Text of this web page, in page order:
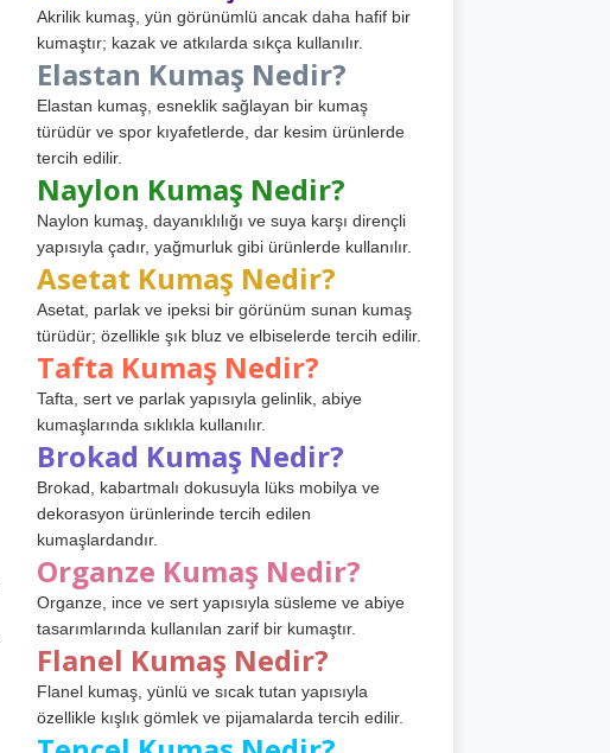
Akrilik kumaş, yün görünümlü ancak daha hafif bir
kumaştır; kazak ve atkılarda sıkça kullanılır.
Elastan Kumaş Nedir?
Elastan kumaş, esneklik sağlayan bir kumaş
türüdür ve spor kıyafetlerde, dar kesim ürünlerde
tercih edilir.
Naylon Kumaş Nedir?
Naylon kumaş, dayanıklılığı ve suya karşı dirençli
yapısıyla çadır, yağmurluk gibi ürünlerde kullanılır.
Asetat Kumaş Nedir?
Asetat, parlak ve ipeksi bir görünüm sunan kumaş
türüdür; özellikle şık bluz ve elbiselerde tercih edilir.
Tafta Kumaş Nedir?
Tafta, sert ve parlak yapısıyla gelinlik, abiye
kumaşlarında sıklıkla kullanılır.
Brokad Kumaş Nedir?
Brokad, kabartmalı dokusuyla lüks mobilya ve
dekorasyon ürünlerinde tercih edilen
kumaşlardandır.
Organze Kumaş Nedir?
Organze, ince ve sert yapısıyla süsleme ve abiye
tasarımlarında kullanılan zarif bir kumaştır.
Flanel Kumaş Nedir?
Flanel kumaş, yünlü ve sıcak tutan yapısıyla
özellikle kışlık gömlek ve pijamalarda tercih edilir.